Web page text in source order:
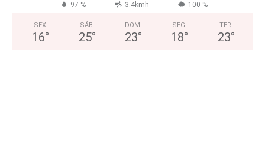
97 % 3.4kmh 100 %
SEX
16°
SÁB
25°
DOM
23°
SEG
18°
TER
23°